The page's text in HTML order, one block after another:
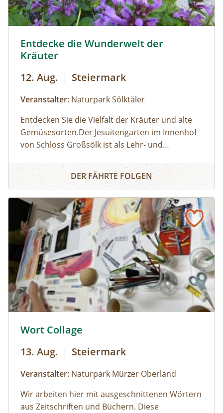
Apotheke der Natur – Im Naturparkhaus im
Bergsteigerdorf Ginzling und in der Tyrolia
Entdecke die Wunderwelt der
Kräuter
12. Aug. | Steiermark
Veranstalter: Naturpark Sölktäler
Entdecken Sie die Vielfalt der Kräuter und alte
Gemüsesorten.Der Jesuitengarten im Innenhof
von Schloss Großsölk ist als Lehr- und
gedeihen hier viele Heil- und Gewürzkräuter
sowie neue und alte, in Vergessenheit geratene
der Kräuterführung mit Martha teilnehmen,
können die Kinder bei einer Kinderführung
einen lustigen Streifzug durch den
Jesuitengarten machen.Dauer: 2
StundenKosten: Erwachsene € 14,- | Kinder (6-
14 Jahre) € 10,- | gratis mit der Sommercard
Entdecke die Wunderwelt der Kräuter
DER FÄHRTE FOLGEN
Wort Collage
13. Aug. | Steiermark
Veranstalter: Naturpark Mürzer Oberland
Wir arbeiten hier mit ausgeschnittenen Wörtern
aus Zeitschriften und Büchern. Diese